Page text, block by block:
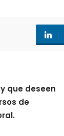
que deseen
de